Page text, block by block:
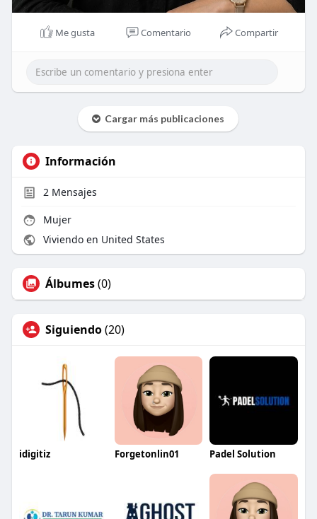
Me gusta Comentario Compartir
Cargar más publicaciones
Información
2Mensajes
Mujer
Viviendo en United States
Álbumes(0)
Siguiendo(20)
idigitiz Forgetonlin01 Padel Solution